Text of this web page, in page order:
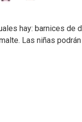
hay: barnices
Las niñas